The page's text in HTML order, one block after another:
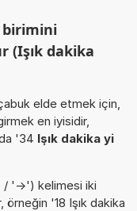
birimini
(Işık dakika
elde etmek için,
en iyisidir,
'34 Işık dakika yi
'->') kelimesi iki
örneğin '18 Işık dakika